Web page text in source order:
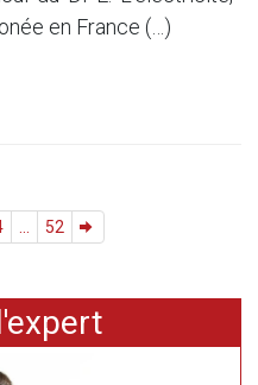
en France (…)
52